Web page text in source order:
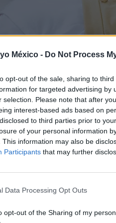
México - Do Not Process
opt-out of the sale, sharing to
for targeted advertising by
selection. Please note that after
interest-based ads based on
to third parties prior to
of your personal information
This information may also be
Participants that may further
Data Processing Opt Outs
opt-out of the Sharing of my
de 0 a 12
la organización de un
sus hitos, que serán los
ocho semanas
bebé conquiste la estabilización.
de calidad: cabeza, cuello y